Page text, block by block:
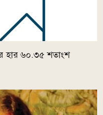
হার ৬০.৩৫ শতাংশ